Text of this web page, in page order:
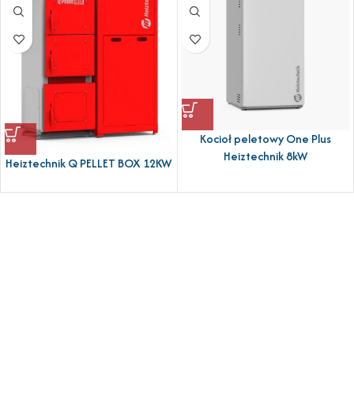
Heiztechnik Q PELLET BOX 12KW
Kocioł peletowy One Plus
Heiztechnik 8kW